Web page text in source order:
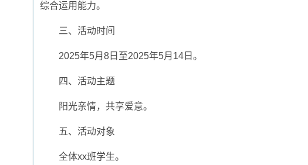
综合运用能力。
三、活动时间
2025年5月8日至2025年5月14日。
四、活动主题
阳光亲情，共享爱意。
五、活动对象
全体xx班学生。